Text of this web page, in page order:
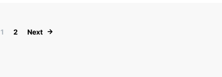
Navegación de entradas
1 2 Next